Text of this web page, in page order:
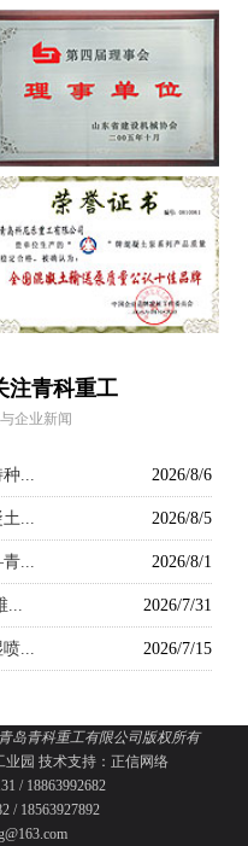
注青科重工
企业新闻
2026/8/6
...
2026/8/5
...
2026/8/1
...
2026/7/31
...
2026/7/15
...
岛青科重工有限公司版权所有
业园 技术支持： 正信网络
/ 18863992682
/ 18563927892